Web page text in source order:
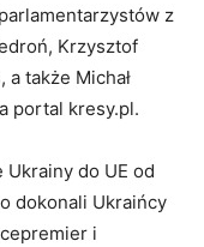
z
Krzysztof
także Michał
portal kresy.pl.
do UE od
dokonali Ukraińcy
i